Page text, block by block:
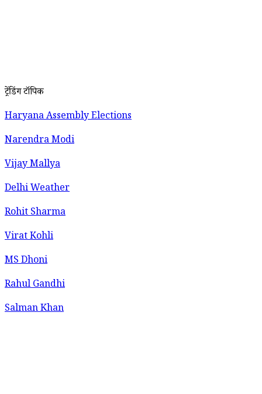
ट्रेंडिंग टॉपिक
Haryana Assembly Elections
Narendra Modi
Vijay Mallya
Delhi Weather
Rohit Sharma
Virat Kohli
MS Dhoni
Rahul Gandhi
Salman Khan